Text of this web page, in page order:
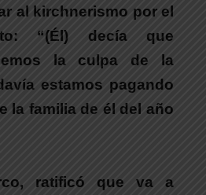
al kirchnerismo por el
“(Él) decía que
la culpa de la
estamos pagando
la familia de él del año
ratificó que va a